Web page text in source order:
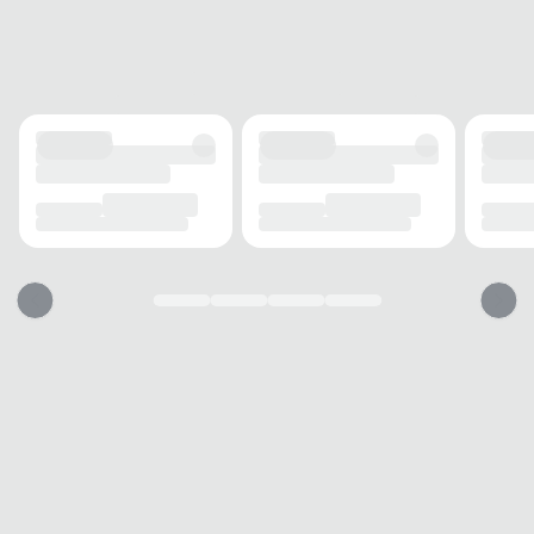
Mesh
Rápida
INFORMAÇÃO ADICIONAL